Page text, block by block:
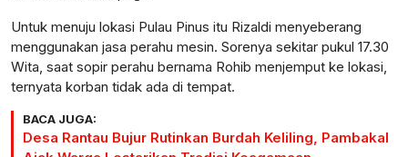
Untuk menuju lokasi Pulau Pinus itu Rizaldi menyeberang
menggunakan jasa perahu mesin. Sorenya sekitar pukul 17.30
Wita, saat sopir perahu bernama Rohib menjemput ke lokasi,
ternyata korban tidak ada di tempat.
BACA JUGA:
Desa Rantau Bujur Rutinkan Burdah Keliling, Pambakal